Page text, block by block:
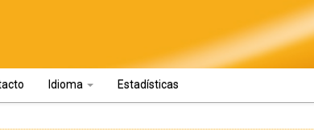
Idioma Estadísticas